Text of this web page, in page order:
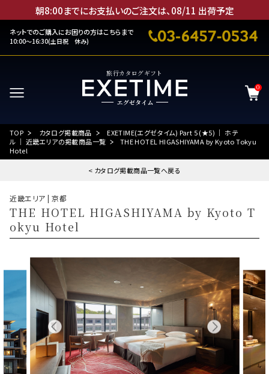
朝8:00までにお支払いのご注文は、08/11 出荷予定
ネットでのご購入にお困りの方はこちらまで
10:00～16:30(土日祝 休み)
旅行カタログギフト
0
TOP カタログ掲載商品
EXETIME(エグゼタイム) Part 5 (★5) ｜ ホテ
ル ｜ 近畿エリアの掲載商品一覧
THE HOTEL HIGASHIYAMA by Kyoto Tokyu
Hotel
< カタログ掲載商品一覧へ戻る
近畿エリア | 京都
THE HOTEL HIGASHIYAMA by Kyoto T
okyu Hotel